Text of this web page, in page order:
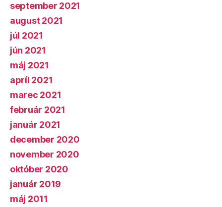
september 2021
august 2021
júl 2021
jún 2021
máj 2021
apríl 2021
marec 2021
február 2021
január 2021
december 2020
november 2020
október 2020
január 2019
máj 2011